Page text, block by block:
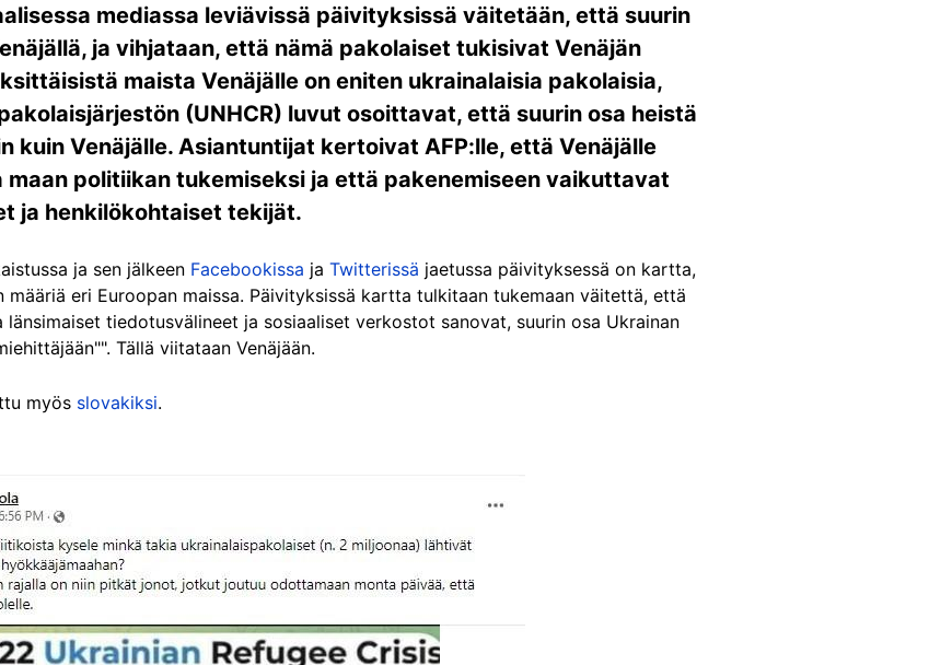
mediassa leviävissä päivityksissä väitetään, että suurin
ja vihjataan, että nämä pakolaiset tukisivat Venäjän
maista Venäjälle on eniten ukrainalaisia pakolaisia,
(UNHCR) luvut osoittavat, että suurin osa heistä
kuin Venäjälle. Asiantuntijat kertoivat AFP:lle, että Venäjälle
maan politiikan tukemiseksi ja että pakenemiseen vaikuttavat
ja henkilökohtaiset tekijät.
ja sen jälkeen Facebookissa ja Twitterissä jaetussa päivityksessä on kartta,
määriä eri Euroopan maissa. Päivityksissä kartta tulkitaan tukemaan väitettä, että
tiedotusvälineet ja sosiaaliset verkostot sanovat, suurin osa Ukrainan
Tällä viitataan Venäjään.
myös slovakiksi.